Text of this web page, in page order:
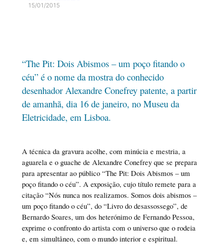
15/01/2015
“The Pit: Dois Abismos – um poço fitando o
céu” é o nome da mostra do conhecido
desenhador Alexandre Conefrey patente, a partir
de amanhã, dia 16 de janeiro, no Museu da
Eletricidade, em Lisboa.
A técnica da gravura acolhe, com minúcia e mestria, a
aguarela e o guache de Alexandre Conefrey que se prepara
para apresentar ao público “The Pit: Dois Abismos – um
poço fitando o céu”. A exposição, cujo título remete para a
citação “Nós nunca nos realizamos. Somos dois abismos –
um poço fitando o céu”, do “Livro do desassossego”, de
Bernardo Soares, um dos heterónimo de Fernando Pessoa,
exprime o confronto do artista com o universo que o rodeia
e, em simultâneo, com o mundo interior e espiritual.